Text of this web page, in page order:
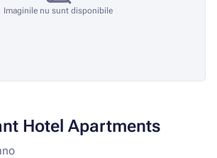
Imaginile nu sunt disponibile
Hotel Apartments